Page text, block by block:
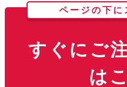
ページの下に
すぐにご
は